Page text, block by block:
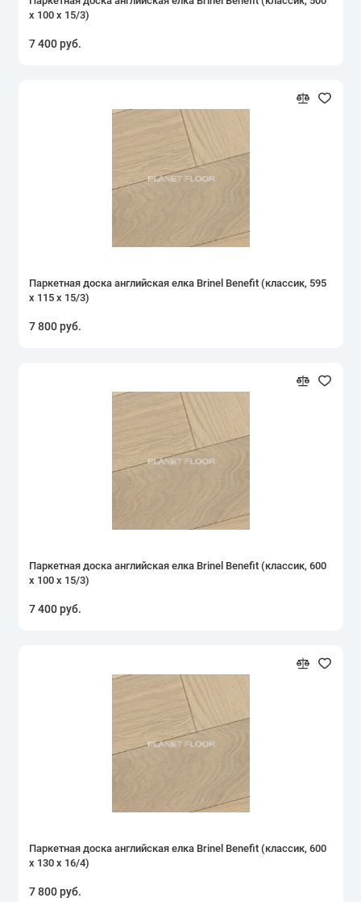
х 100 х 15/3)
7 400 руб.
Паркетная доска английская елка Brinel Benefit (классик, 595
х 115 х 15/3)
7 800 руб.
Паркетная доска английская елка Brinel Benefit (классик, 600
х 100 х 15/3)
7 400 руб.
Паркетная доска английская елка Brinel Benefit (классик, 600
х 130 х 16/4)
7 800 руб.